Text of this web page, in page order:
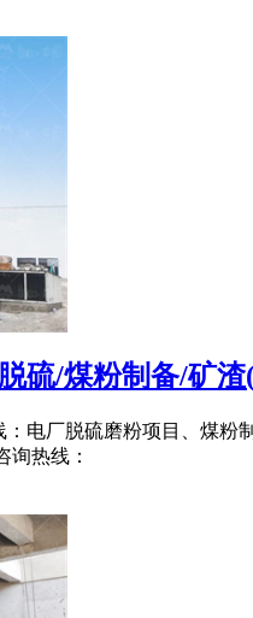
硫/煤粉制备/矿渣
电厂脱硫磨粉项目、煤
询热线：